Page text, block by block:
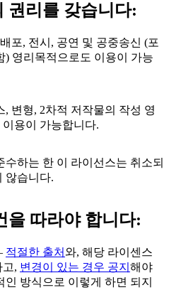
권리를 갖습니다:
포, 전시, 공연 및 공중송신 (포
) 영리목적으로도 이용이 가능
변형, 2차적 저작물의 작성 영
용이 가능합니다.
수하는 한 이 라이선스는 취소되
않습니다.
을 따라야 합니다:
적절한 출처와, 해당 라이센스
고, 변경이 있는 경우 공지 해야
인 방식으로 이렇게 하면 되지